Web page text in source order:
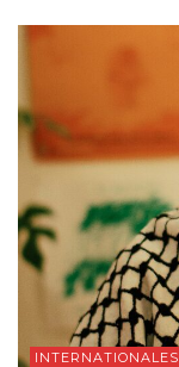
INTERNATIONALES